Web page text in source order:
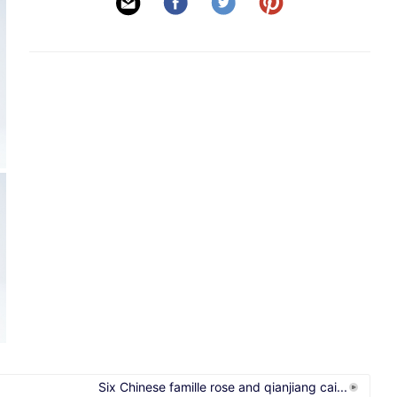
Six Chinese famille rose and qianjiang cai...